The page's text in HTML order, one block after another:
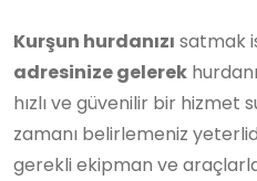
Kurşun hurdanızı satmak
adresinize gelerek
hızlı ve güvenilir bir hizmet
zamanı belirlemeniz
gerekli ekipman ve